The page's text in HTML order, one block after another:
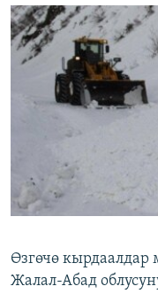
БИЗ ЖАНА ДҮЙНӨ
ДАНИСТЕ
ЭЖЕ-СИҢДИЛЕР
АЗАТТЫК+
Русский
ОНЛАЙН ШЕРИНЕ
ЭЕ/АРнун бардык
Өзгөчө
Жалал-Абад